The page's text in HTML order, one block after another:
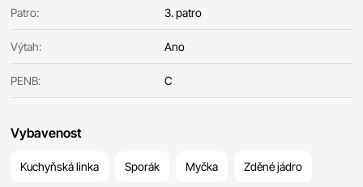
Patro: 3. patro
Výtah: Ano
PENB: C
Vybavenost
Kuchyňská linka Sporák Myčka Zděné jádro